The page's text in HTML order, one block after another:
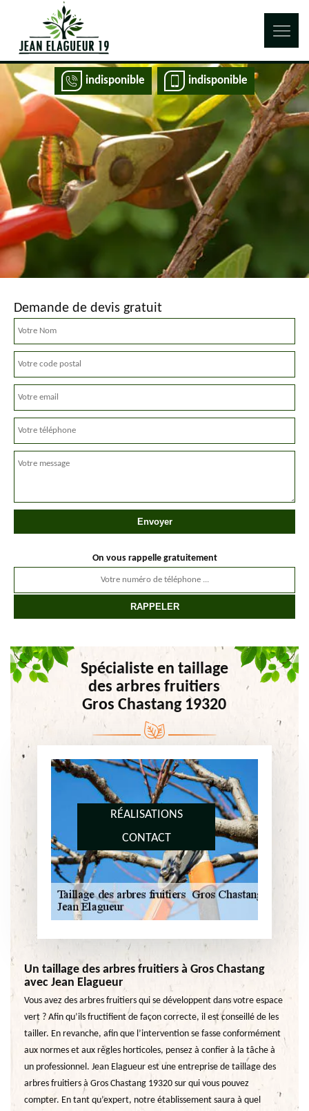
indisponible indisponible
RÉALISATIONS
CONTACT
Demande de devis gratuit
On vous rappelle gratuitement
Spécialiste en taillage
des arbres fruitiers
Gros Chastang 19320
Un taillage des arbres fruitiers à Gros Chastang
avec Jean Elagueur
Vous avez des arbres fruitiers qui se développent dans votre espace
vert ? Afin qu’ils fructifient de façon correcte, il est conseillé de les
tailler. En revanche, afin que l’intervention se fasse conformément
aux normes et aux règles horticoles, pensez à confier à la tâche à
un professionnel. Jean Elagueur est une entreprise de taillage des
arbres fruitiers à Gros Chastang 19320 sur qui vous pouvez
compter. En tant qu’expert, notre établissement saura à quel